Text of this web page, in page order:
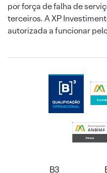
por força de falha de
terceiros. A XP
autorizada a funcionar
B3